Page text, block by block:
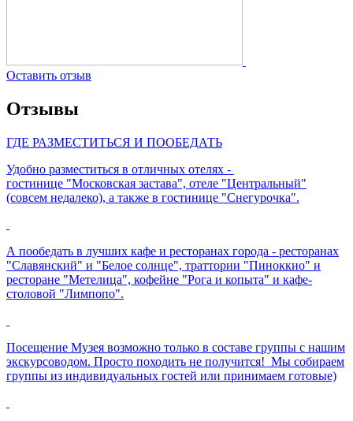
Оставить отзыв
Отзывы
ГДЕ РАЗМЕСТИТЬСЯ И ПООБЕДАТЬ
Удобно разместиться в отличных отелях -
гостинице "Московская застава", отеле "Центральный"
(совсем недалеко), а также в гостинице "Снегурочка".
А пообедать в лучших кафе и ресторанах города - ресторанах
"Славянский" и "Белое солнце", траттории "Пиноккио" и
ресторане "Метелица", кофейне "Рога и копыта" и кафе-
столовой "Лимпопо".
Посещение Музея возможно только в составе группы с нашим
экскурсоводом. Просто походить не получится! Мы собираем
группы из индивидуальных гостей или принимаем готовые)